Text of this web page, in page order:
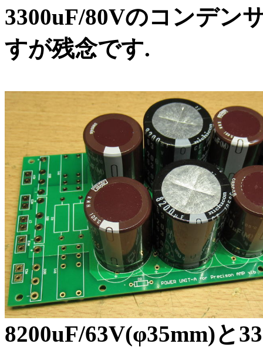
3300uF/80Vのコンデン
すが残念です.
8200uF/63V(φ35mm)と